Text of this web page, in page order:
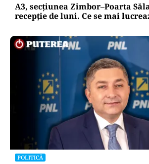
A3, secțiunea Zimbor–Poarta
recepție de luni. Ce se mai
POLITICĂ